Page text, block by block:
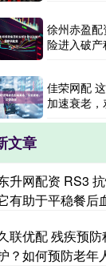
徐州赤盈
险进入破
佳荣网配
加速衰老
文章
升网配资 RS3
有助于平稳餐后
联优配 残疾预
？如何预防老